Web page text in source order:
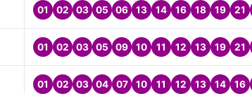
01 02 03 05 06 13 14 16 18 19 21
01 02 03 05 09 10 11 12 13 19 21
01 02 03 04 07 10 11 12 13 14 16